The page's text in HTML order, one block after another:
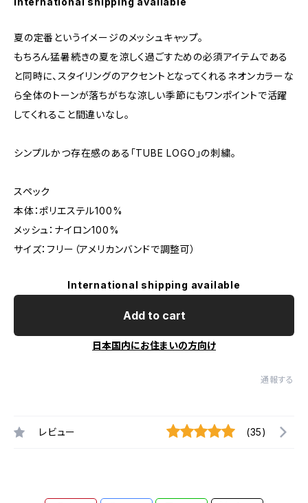
夏の定番というイメージのメッシュキャップ。
もちろん猛暑続きの夏を涼しく過ごすための必須アイテムである
と同時に、スタイリングのアクセントとなってくれるネオンカラーな
ら全体のトーンが落ちがちな涼しい季節にもワンポイントで活躍
してくれること間違いなし。
シンプルかつ存在感のある「TUBE LOGO」の刺繍。
スペック
本体：ポリエステル100%
メッシュ：ナイロン100%
サイズ：フリー（アメリカンバンドで調整可）
International shipping available
Add to cart
日本国内にお住まいの方向け
通報する
レビュー (35)